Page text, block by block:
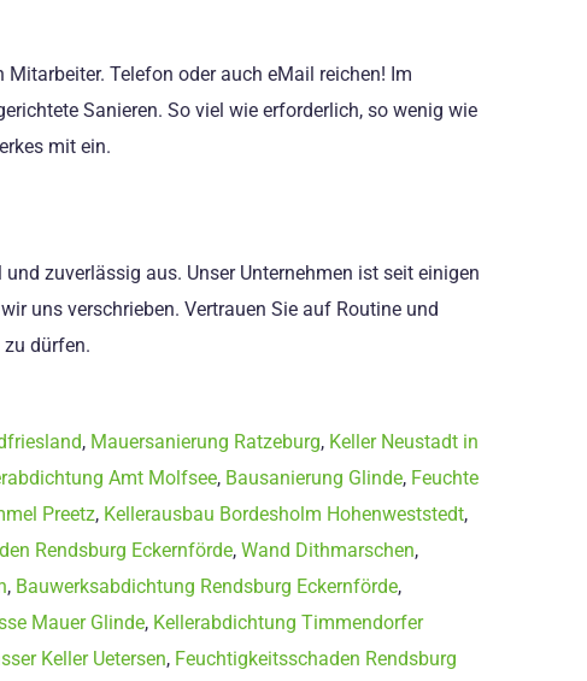
Telefon oder auch eMail reichen! Im
Sanieren. So viel wie erforderlich, so wenig wie
mit ein.
zuverlässig aus. Unser Unternehmen ist seit einigen
uns verschrieben. Vertrauen Sie auf Routine und
zu dürfen.
, Mauersanierung Ratzeburg, Keller Neustadt in
Amt Molfsee, Bausanierung Glinde, Feuchte
Preetz, Kellerausbau Bordesholm Hohenweststedt,
Rendsburg Eckernförde, Wand Dithmarschen,
, Bauwerksabdichtung Rendsburg Eckernförde,
Mauer Glinde, Kellerabdichtung Timmendorfer
Keller Uetersen, Feuchtigkeitsschaden Rendsburg